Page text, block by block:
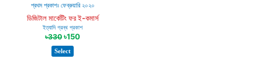
প্রথম প্রকাশঃ ফেব্রুয়ারি ২০২০
ডিজিটাল মার্কেটিং ফর ই-কমার্স
ইত্যাদি গ্রন্থ প্রকাশ
৳330 ৳150
Select